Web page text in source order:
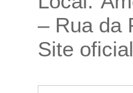
– Rua da
Site